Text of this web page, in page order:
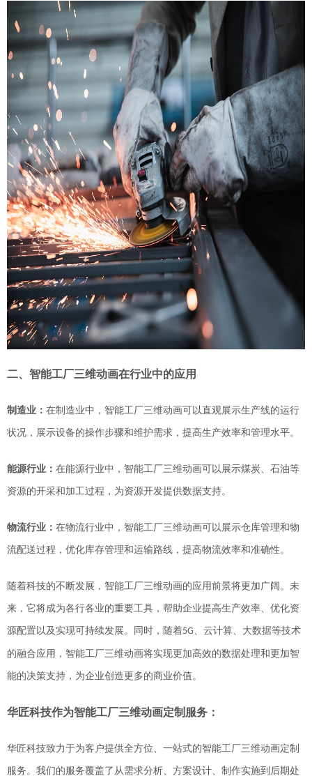
二、智能工厂三维动画在行业中的应用
制造业： 在制造业中，智能工厂三维动画可以直观展示生产线的运行
状况， 展示设备的操作步骤和维护需求，提高生产效率和管理水平。
能源行业： 在能源行业中，智能工厂三维动画可以 展示煤炭、石油等
资源的开采和加工过程，为资源开发提供数据支持。
物流行业： 在物流行业中， 智能工厂三维动画可以 展示仓库管理和物
流配送过程，优化库存管理和运输路线，提高物流效率和准确性 。
随着科技的不断发展，智能工厂三维动画的应用前景将更加广阔。未
来，它将成为各行各业的重要工具，帮助企业提高生产效率、优化资
源配置以及实现可持续发展。同时，随着5G 、云计算、大数据等技术
的融合应用，智能工厂三维动画将实现更加高效的数据处理和更加智
能的决策支持，为企业创造更多的商业价值。
华匠科技作为智能工厂三维动画定制服务：
华匠科技致力于为客户提供全方位、一站式的智能工厂三维动画定制
服务。我们的服务覆盖了从需求分析、方案设计、制作实施到后期处